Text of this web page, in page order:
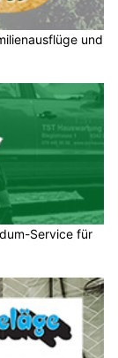
und
Service für